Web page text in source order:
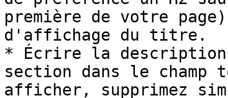
première de votre
d'affichage du titre.
* Écrire la description
section dans le
afficher, supprimez